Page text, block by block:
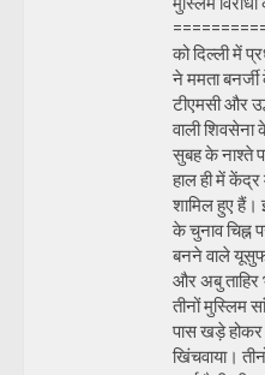
को दिल्ली में
ने ममता
टीएमसी और
वाली
सुबह के नाश्ते
हाल ही में
शामिल हुए हैं।
के चुनाव चिह्न
बनने वाले
और अबु ताहिर
तीनों मुस्लिम
पास खड़े होकर
खिंचवाया।